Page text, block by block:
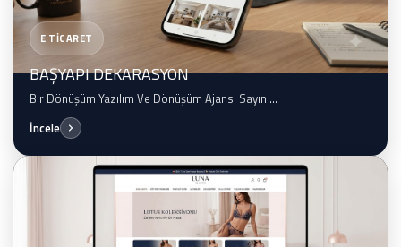
E TİCARET
BAŞYAPI DEKARASYON
Bir Dönüşüm Yazılım Ve Dönüşüm Ajansı Sayın ...
İncele